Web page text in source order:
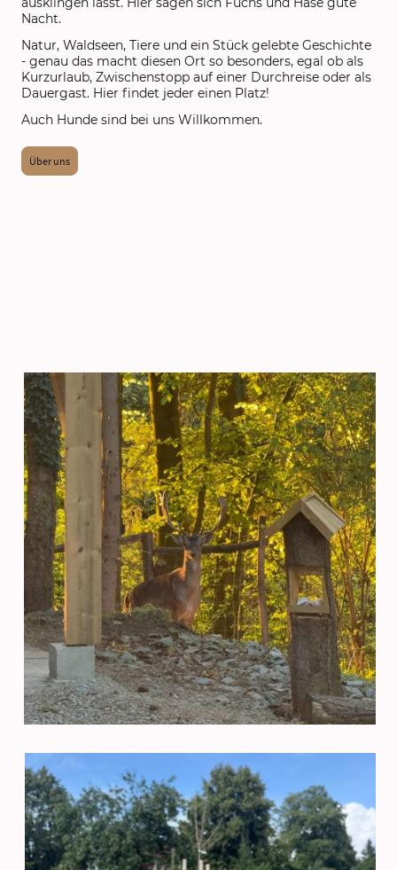
Nacht.
Natur, Waldseen, Tiere und ein Stück gelebte Geschichte
- genau das macht diesen Ort so besonders, egal ob als
Kurzurlaub, Zwischenstopp auf einer Durchreise oder als
Dauergast. Hier findet jeder einen Platz!
Auch Hunde sind bei uns Willkommen.
Über uns